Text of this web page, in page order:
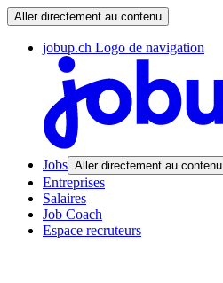
Aller directement au contenu
jobup.ch Logo de navigation
Jobs Aller directement au contenu
Entreprises
Salaires
Job Coach
Espace recruteurs